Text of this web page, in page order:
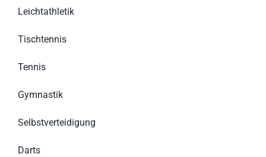
Leichtathletik
Tischtennis
Tennis
Gymnastik
Selbstverteidigung
Darts